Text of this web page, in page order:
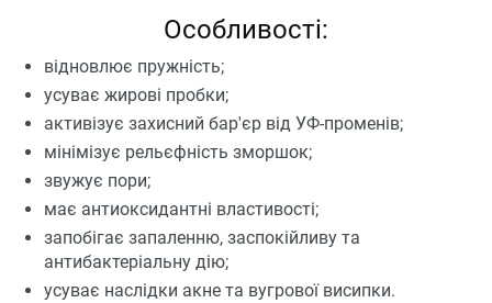
Особливості:
відновлює пружність;
усуває жирові пробки;
активізує захисний бар'єр від УФ-променів;
мінімізує рельєфність зморшок;
звужує пори;
має антиоксидантні властивості;
запобігає запаленню, заспокійливу та
антибактеріальну дію;
усуває наслідки акне та вугрової висипки.